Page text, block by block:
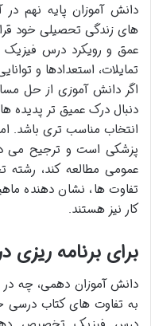
دانش آموزان پایه نهم
های زندگی تحصیلی خود
عمق و رویکرد درس فیزیک
تمایلات، استعدادها و
اگر دانش آموزی از حل
دنبال درک عمیق تر پدیده
انتخاب مناسب تری باشد.
پزشکی است و ترجیح می
عمومی مطالعه کند، رشته
تفاوت ها، نشان دهنده
کار نیز هستند.
برای برنامه
دانش آموزان دهمی، چه در
به تفاوت های کتاب درسی